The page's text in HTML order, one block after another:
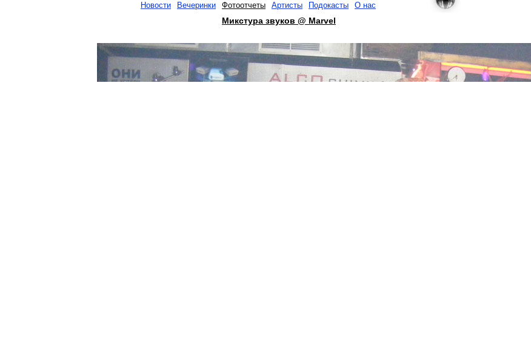
Новости Вечеринки Фотоотчеты Артисты Подокасты О нас
Микстура звуков @ Marvel